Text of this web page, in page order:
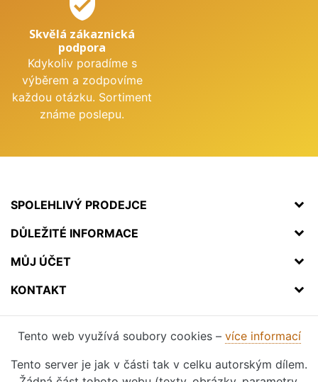
Skvělá zákaznická
podpora
Kdykoliv poradíme s
výběrem a zodpovíme
každou otázku. Sortiment
známe poslepu.
SPOLEHLIVÝ PRODEJCE
DŮLEŽITÉ INFORMACE
MŮJ ÚČET
KONTAKT
Tento web využívá soubory cookies – více informací
Tento server je jak v části tak v celku autorským dílem.